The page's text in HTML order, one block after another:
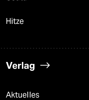
Hitze
Verlag
Aktuelles